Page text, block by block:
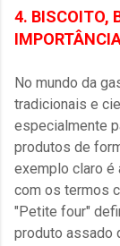
4. BISCOITO,
No mundo da
tradicionais e
especialmente
produtos de
exemplo claro é
com os termos
"Petite four"
produto assado